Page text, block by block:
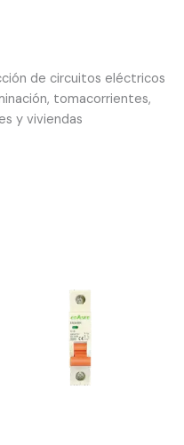
de circuitos eléctricos
tomacorrientes,
y viviendas